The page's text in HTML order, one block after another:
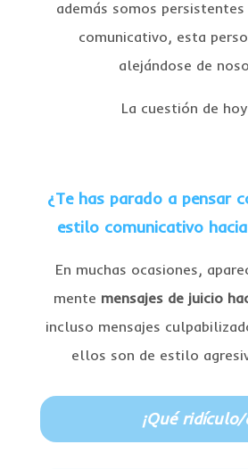
además somos
comunicativo, esta
alejándose de
La cuestión de
¿Te has parado a pensar
estilo comunicativo
En muchas ocasiones,
mente mensajes de juicio
incluso mensajes
ellos son de estilo
¡Qué ridículo/